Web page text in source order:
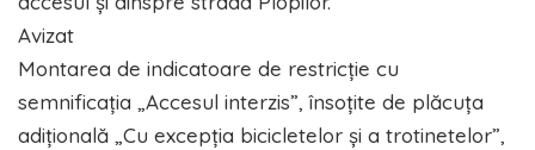
Avizat
Montarea de indicatoare de restricție cu
semnificația „Accesul interzis”, însoțite de plăcuța
adițională „Cu excepția bicicletelor și a trotinetelor”,